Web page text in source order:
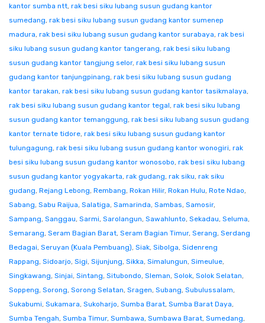
kantor sumba ntt, rak besi siku lubang susun gudang kantor
sumedang, rak besi siku lubang susun gudang kantor sumenep
madura, rak besi siku lubang susun gudang kantor surabaya, rak besi
siku lubang susun gudang kantor tangerang, rak besi siku lubang
susun gudang kantor tangjung selor, rak besi siku lubang susun
gudang kantor tanjungpinang, rak besi siku lubang susun gudang
kantor tarakan, rak besi siku lubang susun gudang kantor tasikmalaya,
rak besi siku lubang susun gudang kantor tegal, rak besi siku lubang
susun gudang kantor temanggung, rak besi siku lubang susun gudang
kantor ternate tidore, rak besi siku lubang susun gudang kantor
tulungagung, rak besi siku lubang susun gudang kantor wonogiri, rak
besi siku lubang susun gudang kantor wonosobo, rak besi siku lubang
susun gudang kantor yogyakarta, rak gudang, rak siku, rak siku
gudang, Rejang Lebong, Rembang, Rokan Hilir, Rokan Hulu, Rote Ndao,
Sabang, Sabu Raijua, Salatiga, Samarinda, Sambas, Samosir,
Sampang, Sanggau, Sarmi, Sarolangun, Sawahlunto, Sekadau, Seluma,
Semarang, Seram Bagian Barat, Seram Bagian Timur, Serang, Serdang
Bedagai, Seruyan (Kuala Pembuang), Siak, Sibolga, Sidenreng
Rappang, Sidoarjo, Sigi, Sijunjung, Sikka, Simalungun, Simeulue,
Singkawang, Sinjai, Sintang, Situbondo, Sleman, Solok, Solok Selatan,
Soppeng, Sorong, Sorong Selatan, Sragen, Subang, Subulussalam,
Sukabumi, Sukamara, Sukoharjo, Sumba Barat, Sumba Barat Daya,
Sumba Tengah, Sumba Timur, Sumbawa, Sumbawa Barat, Sumedang,